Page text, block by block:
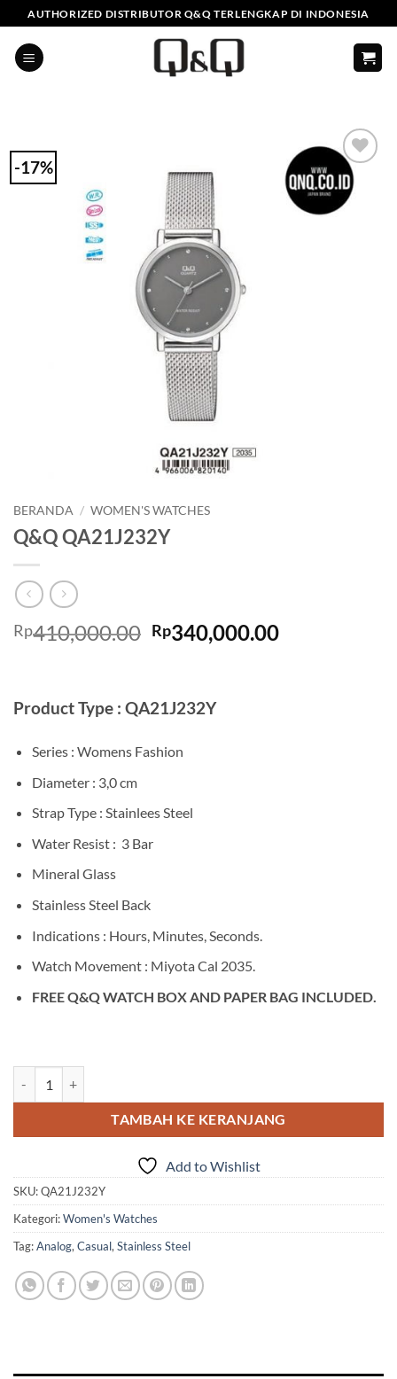
to
content
AUTHORIZED DISTRIBUTOR Q&Q TERLENGKAP DI INDONESIA
-17%
Add to
Wishlist
BERANDA / WOMEN'S WATCHES
Q&Q QA21J232Y
Rp410,000.00 Harga
aslinya
Rp410,000.00.
Rp340,000.00Harga
Product Type : QA21J232Y
Series : Womens Fashion
Diameter : 3,0 cm
Strap Type : Stainlees Steel
Water Resist : 3 Bar
Mineral Glass
Stainless Steel Back
Indications : Hours, Minutes, Seconds.
Watch Movement : Miyota Cal 2035.
FREE Q&Q WATCH BOX AND PAPER BAG INCLUDED.
TAMBAH KE KERANJANG
Add to Wishlist
SKU:QA21J232Y
Kategori:Women's Watches
Tag:Analog,Casual,Stainless Steel